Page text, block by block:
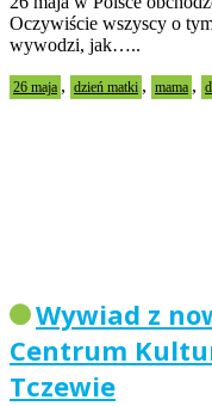
Oczywiście wszyscy o
wywodzi, jak…..
26 maja , dzień matki , mama ,
Wywiad z
Centrum
Tczewie